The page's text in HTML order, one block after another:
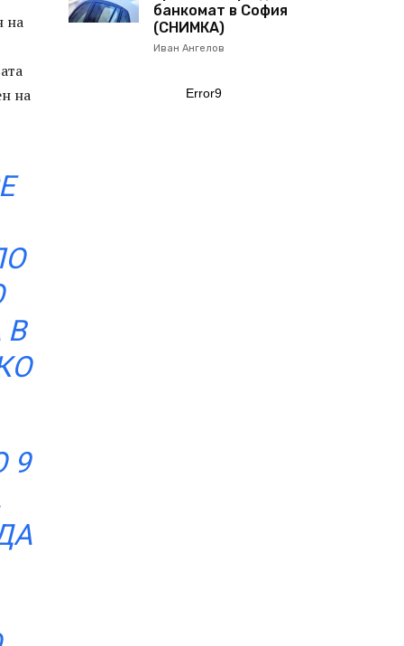
на
на
В
9
банкомат в София
(СНИМКА)
Иван Ангелов
Error9